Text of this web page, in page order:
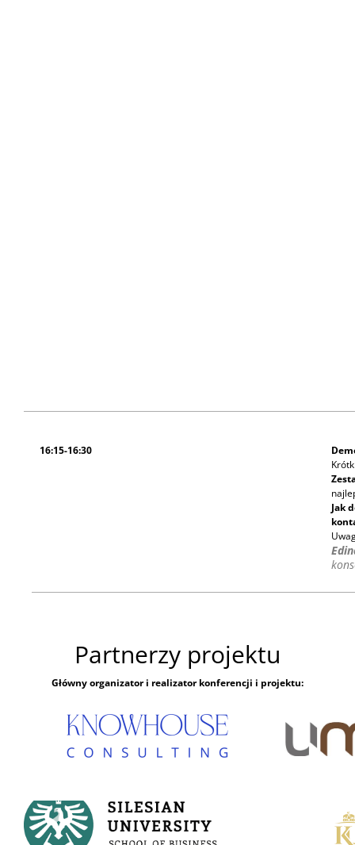
16:15-16:30
Jak
Partnerzy projektu
Główny organizator i realizator konferencji i projektu: